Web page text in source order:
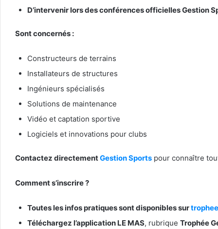
D’intervenir lors des conférences officielles Gestion
Sont concernés :
Constructeurs de terrains
Installateurs de structures
Ingénieurs spécialisés
Solutions de maintenance
Vidéo et captation sportive
Logiciels et innovations pour clubs
Contactez directementGestion Sports pour connaître
Comment s’inscrire ?
Toutes les infos pratiques sont disponibles sur
Téléchargez l’application LE MAS, rubrique Trophée